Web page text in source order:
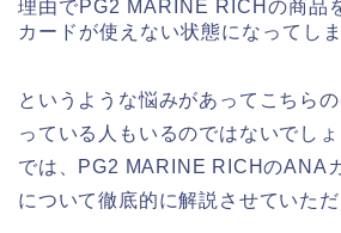
理由でPG2 MARINE RICHの商品
カードが使えない状態になってし
というような悩みがあってこちら
っている人もいるのではないでし
では、PG2 MARINE RICHのANA
について徹底的に解説させていただ